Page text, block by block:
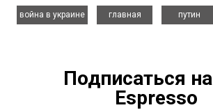
война в украине
главная
путин
Подписаться
Espresso